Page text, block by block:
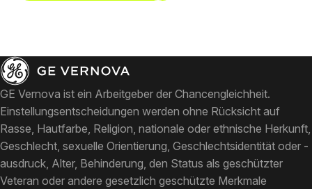
GE Vernova ist ein Arbeitgeber der Chancengleichheit.
Einstellungsentscheidungen werden ohne Rücksicht auf
Rasse, Hautfarbe, Religion, nationale oder ethnische Herkunft,
Geschlecht, sexuelle Orientierung, Geschlechtsidentität oder -
ausdruck, Alter, Behinderung, den Status als geschützter
Veteran oder andere gesetzlich geschützte Merkmale